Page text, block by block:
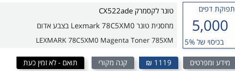
תפוקת דפים
5,000
בכיסוי של 5%
טונר לקסמרק CX522ade
מחסנית טונר Lexmark 78C5XM0 בצבע אדום
LEXMARK 78C5XM0 Magenta Toner 785XM
מידע ומפרטים 1119 ₪ קנה מקורי תואם - לא זמין כעת